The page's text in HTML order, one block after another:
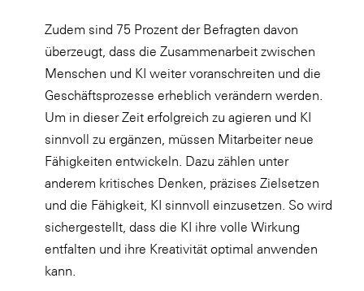
Zudem sind 75 Prozent der Befragten davon
überzeugt, dass die Zusammenarbeit zwischen
Menschen und KI weiter voranschreiten und die
Geschäftsprozesse erheblich verändern werden.
Um in dieser Zeit erfolgreich zu agieren und KI
sinnvoll zu ergänzen, müssen Mitarbeiter neue
Fähigkeiten entwickeln. Dazu zählen unter
anderem kritisches Denken, präzises Zielsetzen
und die Fähigkeit, KI sinnvoll einzusetzen. So wird
sichergestellt, dass die KI ihre volle Wirkung
entfalten und ihre Kreativität optimal anwenden
kann.